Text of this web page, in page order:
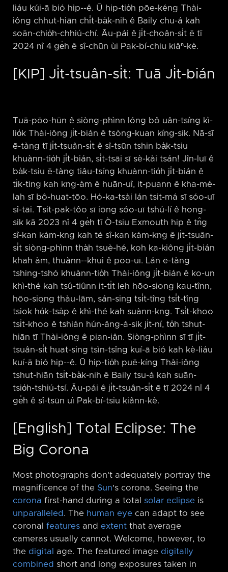
liáu kúi-ā bió hip-⁠-ê. Ū hip-tio̍h pōe-kéng Thài-
iông chhut-hiān chi̍t-ba̍k-nih ê Baily chu-á kah
soān-chio̍h-chhiú-chí. Āu-pái ê ji̍t-choân-si̍t ē tī
2024 nî 4 ge̍h ê sî-chūn ùi Pak-bí-chiu kiâⁿ-kè.
[KIP] Ji̍t-tsuân-si̍t: Tuā Ji̍t-bián
Tuā-pōo-hūn ê siòng-phìnn lóng bô uân-tsíng kì-
lio̍k Thài-iông ji̍t-bián ê tsòng-kuan kíng-sik. Nā-sī
ē-tàng tī ji̍t-tsuân-si̍t ê sî-tsūn tshin ba̍k-tsiu
khuànn-tio̍h ji̍t-bián, si̍t-tsāi sī sè-kài tsán! Jîn-luī ê
ba̍k-tsiu ē-tàng tiâu-tsíng khuànn-tio̍h ji̍t-bián ê
ti̍k-ting kah kng-àm ê huān-uî, it-puann ê kha-mé-
lah sī bô-huat-tōo. Hó-ka-tsài lán tsit-má sī sóo-uī
sî-tāi. Tsit-pak-tôo sī iōng sóo-uī tshú-lí ê hong-
sik kā 2023 nî 4 ge̍h tī Ò-tsiu Exmouth hip ê tn̂g
sî-kan kám-kng kah té sî-kan kám-kng ê ji̍t-tsuân-
si̍t siòng-phìnn tha̍h tsuè-hé, koh ka-kiông ji̍t-bián
khah àm, thuànn-⁠-khui ê pōo-uī. Lán ē-tàng
tshing-tshó khuànn-tio̍h Thài-iông ji̍t-bián ê ko-un
khì-thé kah tsû-tiûnn it-ti̍t leh hōo-siong kau-tînn,
hōo-siong thàu-lām, sán-sing tsi̍t-tîng tsi̍t-tîng
tsiok ho̍k-tsa̍p ê khì-thé kah suànn-kng. Tsi̍t-khoo
tsi̍t-khoo ê tshián hún-âng-á-sik ji̍t-ní, to̍h tshut-
hiān tī Thài-iông ê pian-iân. Siòng-phìnn sī tī ji̍t-
tsuân-si̍t huat-sing tsìn-tsîng kuí-ā bió kah kè-liáu
kuí-ā bió hip-⁠-ê. Ū hip-tio̍h puē-kíng Thài-iông
tshut-hiān tsi̍t-ba̍k-nih ê Baily tsu-á kah suān-
tsio̍h-tshiú-tsí. Āu-pái ê ji̍t-tsuân-si̍t ē tī 2024 nî 4
ge̍h ê sî-tsūn uì Pak-bí-tsiu kiânn-kè.
[English] Total Eclipse: The
Big Corona
Most photographs don't adequately portray the
magnificence of the Sun's corona. Seeing the
corona first-hand during a total solar eclipse is
unparalleled . The human eye can adapt to see
coronal features and extent that average
cameras usually cannot. Welcome, however, to
the digital age. The featured image digitally
combined short and long exposures taken in